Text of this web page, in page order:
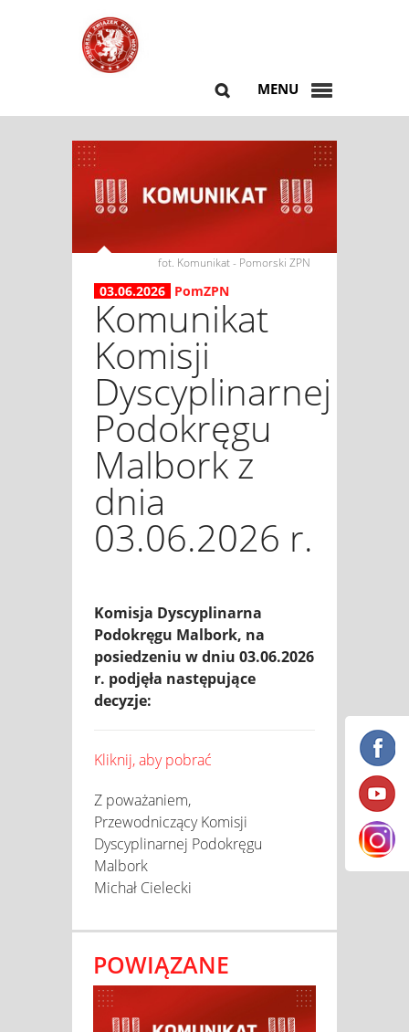
MENU
fot. Komunikat - Pomorski ZPN
03.06.2026 PomZPN
Komunikat
Komisji
Dyscyplinarnej
Podokręgu
Malbork z
dnia
03.06.2026 r.
Komisja Dyscyplinarna
Podokręgu Malbork, na
posiedzeniu w dniu 03.06.2026
r. podjęła następujące
decyzje:
Kliknij, aby pobrać
Z poważaniem,
Przewodniczący Komisji
Dyscyplinarnej Podokręgu
Malbork
Michał Cielecki
POWIĄZANE